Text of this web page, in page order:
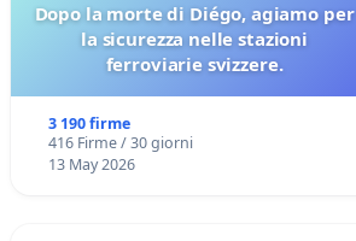
Dopo la morte di Diégo, agiamo per
la sicurezza nelle stazioni
ferroviarie svizzere.
3 190 firme
416 Firme / 30 giorni
13 May 2026